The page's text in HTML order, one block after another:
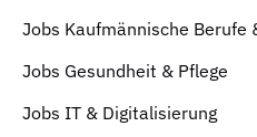
Jobs Kaufmännische Berufe
Jobs Gesundheit & Pflege
Jobs IT & Digitalisierung